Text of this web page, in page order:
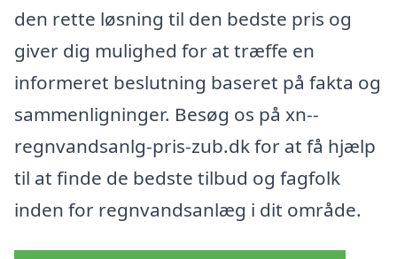
den rette løsning til den bedste pris og
giver dig mulighed for at træffe en
informeret beslutning baseret på fakta og
sammenligninger. Besøg os på xn--
regnvandsanlg-pris-zub.dk for at få hjælp
til at finde de bedste tilbud og fagfolk
inden for regnvandsanlæg i dit område.